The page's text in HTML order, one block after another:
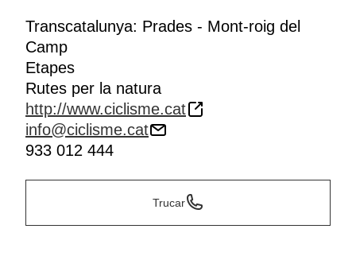
Transcatalunya: Prades - Mont-roig del
Camp
Etapes
Rutes per la natura
http://www.ciclisme.cat
info@ciclisme.cat
933 012 444
Trucar